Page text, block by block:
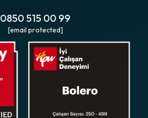
0850 515 00 99
[email protected]